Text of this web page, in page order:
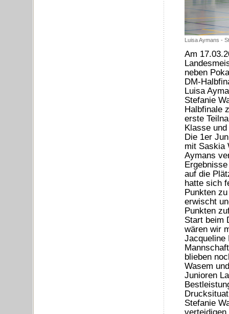
Luisa Aymans -
Am
neben
DM-
Luisa
Stefanie
Halbfinale
erste
Klasse
Die 1er
mit Saskia
Aymans
auf die
hatte sich
Punkten
erwischt
Punkten
Start beim
wären wir
Jacqueline
blieben
Wasem
Junioren
Stefanie